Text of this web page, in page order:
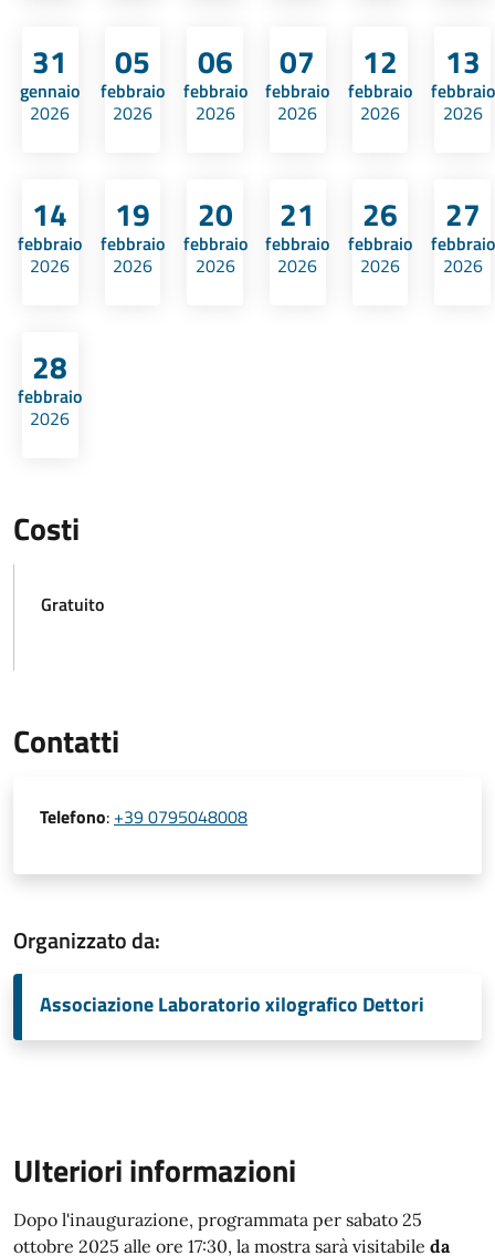
31
gennaio
2026
05
febbraio
2026
06
febbraio
2026
07
febbraio
2026
12
febbraio
2026
13
febbraio
2026
14
febbraio
2026
19
febbraio
2026
20
febbraio
2026
21
febbraio
2026
26
febbraio
2026
27
febbraio
2026
28
febbraio
2026
Costi
Gratuito
Contatti
Telefono: +39 0795048008
Organizzato da:
Associazione Laboratorio xilografico Dettori
Ulteriori informazioni
Dopo l'inaugurazione, programmata per sabato 25
ottobre 2025 alle ore 17:30, la mostra sarà visitabile da